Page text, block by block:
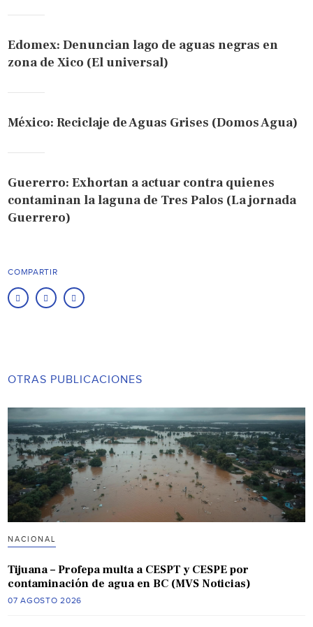
Edomex: Denuncian lago de aguas negras en
zona de Xico (El universal)
México: Reciclaje de Aguas Grises (Domos Agua)
Guererro: Exhortan a actuar contra quienes
contaminan la laguna de Tres Palos (La jornada
Guerrero)
COMPARTIR
OTRAS PUBLICACIONES
NACIONAL
Tijuana – Profepa multa a CESPT y CESPE por
contaminación de agua en BC (MVS Noticias)
07 AGOSTO 2026